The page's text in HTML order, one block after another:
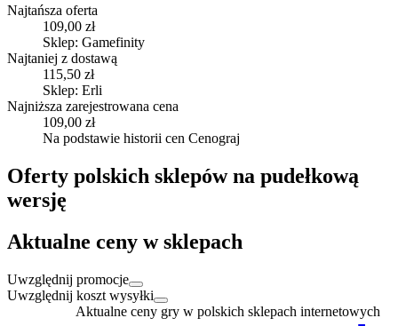
Najtańsza oferta
109,00 zł
Sklep: Gamefinity
Najtaniej z dostawą
115,50 zł
Sklep: Erli
Najniższa zarejestrowana cena
109,00 zł
Na podstawie historii cen Cenograj
Oferty polskich sklepów na pudełkową
wersję
Aktualne ceny w sklepach
Uwzględnij promocje
Uwzględnij koszt wysyłki
Aktualne ceny gry w polskich sklepach internetowych